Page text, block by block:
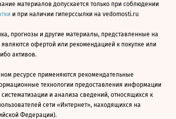
материалов допускается только при соблюдении
и при наличии гиперссылки на vedomosti.ru
прогнозы и другие материалы, представленные на
офертой или рекомендацией к покупке или
активов.
ресурсе применяются рекомендательные
технологии предоставления информации
и анализа сведений, относящихся к
сети «Интернет», находящихся на
Федерации).